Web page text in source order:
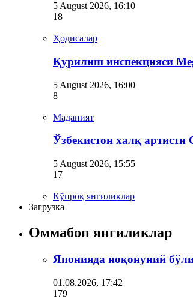
5 August 2026, 16:10
18
Ҳодисалар
Қурилиш инспекцияси
5 August 2026, 16:00
8
Маданият
Ўзбекистон халқ
5 August 2026, 15:55
17
Кўпроқ янгиликлар
Загрузка
Оммабоп янгиликлар
Японияда ноқонуний
01.08.2026, 17:42
179